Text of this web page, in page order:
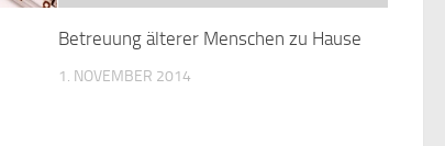
Betreuung älterer Menschen zu Hause
1. NOVEMBER 2014